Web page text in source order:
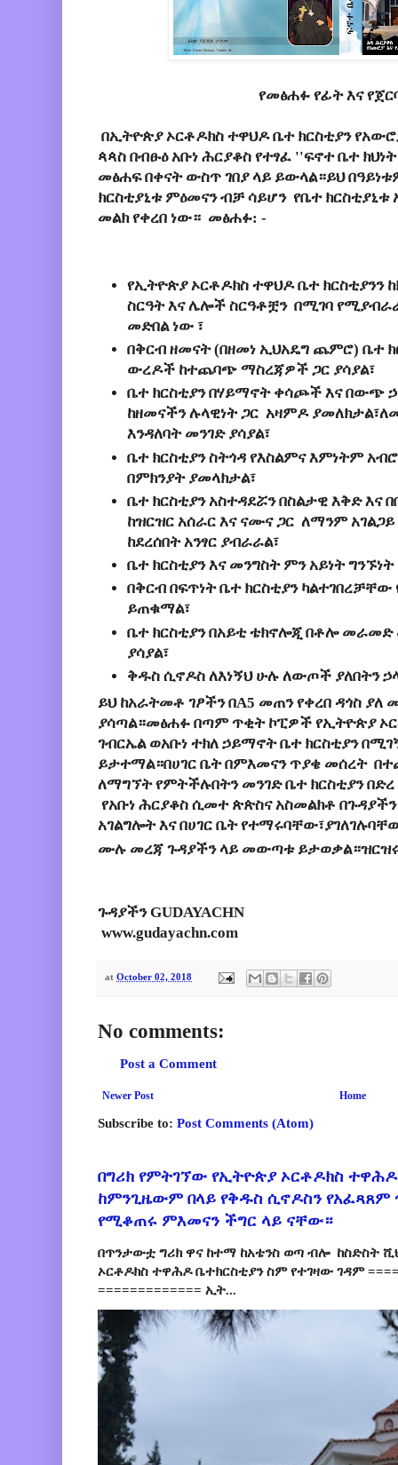
የመፅሐፉ የፊት እና
በኢትዮጵያ ኦርቶዶክስ ተዋህዶ ቤተ ክርስቲያን
ጳጳስ በብፁዕ አቡነ ሕርያቆስ የተፃፈ ''ፍኖተ ቤተ
መፅሐፍ በቀናት ውስጥ ገበያ ላይ ይውላል።ይህ
ክርስቲያኒቱ ምዕመናን ብቻ ሳይሆን የቤተ
መልክ የቀረበ ነው። መፅሐፉ: -
የኢትዮጵያ ኦርቶዶክስ ተዋህዶ ቤተ ክርስቲያንን
ስርዓት እና ሌሎች ስርዓቶቿን በሚገባ
መድበል ነው ፣
በቅርብ ዘመናት (በዘመነ ኢህአዴግ ጨምሮ) ቤተ
ውረዶች ከተጨባጭ ማስረጃዎች ጋር ያሳያል፣
ቤተ ክርስቲያን በሃይማኖት ቀሳጮች እና በውጭ
ከዘመናችን ሉላዊነት ጋር አዛምዶ
እንዳለባት መንገድ ያሳያል፣
ቤተ ክርስቲያን ስትጎዳ የእስልምና እምነትም
በምክንያት ያመላክታል፣
ቤተ ክርስቲያን አስተዳደሯን በስልታዊ እቅድ እና
ከዝርዝር አሰራር እና ናሙና ጋር ለማንም
ከደረሰበት አንፃር ያብራራል፣
ቤተ ክርስቲያን እና መንግስት ምን አይነት
በቅርብ በፍጥነት ቤተ ክርስቲያን
ይጠቁማል፣
ቤተ ክርስቲያን በአይቲ ቴክኖሎጂ በቶሎ መራመድ
ያሳያል፣
ቅዱስ ሲኖዶስ ለእነኝህ ሁሉ ለውጦች ያለበትን
ይህ ከአራትመቶ ገፆችን በA5 መጠን የቀረበ ዳጎስ ያለ
ያሳጣል።መፅሐፉ በጣም ጥቂት ኮፒዎች የኢትዮጵያ
ገብርኤል ወአቡነ ተክለ ኃይማኖት ቤተ ክርስቲያን
ይታተማል።በሀገር ቤት በምእመናን ጥያቄ መሰረት
ለማግኘት የምትችሉበትን መንገድ ቤተ ክርስቲያን
የአቡነ ሕርያቆስ ሲመተ ጵጵስና አስመልክቶ
አገልግሎት እና በሀገር ቤት
ሙሉ መረጃ ጉዳያችን ላይ መውጣቱ
ጉዳያችን GUDAYACHN
www.gudayachn.com
at October 02, 2018
No comments:
Post a Comment
Newer Post Home
Subscribe to: Post Comments (Atom)
በግሪክ የምትገኘው የኢትዮጵያ ኦርቶዶክስ
ከምንጊዜውም በላይ የቅዱስ ሲኖዶስን የአፈጻጸም
የሚቆጠሩ ምእመናን ችግር ላይ ናቸው።
በጥንታውቷ ግሪክ ዋና ከተማ ከአቴንስ ወጣ ብሎ ከስድስት
ኦርቶዶክስ ተዋሕዶ ቤተክርስቲያን ስም የተገዛው ገዳም
============= ኢት...